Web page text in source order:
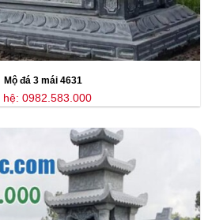
Mộ đá 3 mái 4631
hệ: 0982.583.000